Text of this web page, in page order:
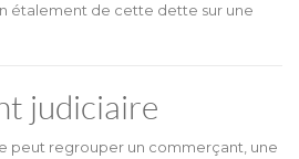
étalement de cette dette sur une
judiciaire
peut regrouper un commerçant, une